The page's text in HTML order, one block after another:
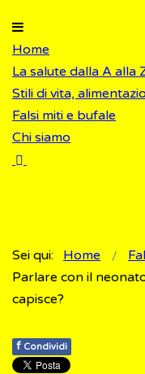
Home
La salute dalla A alla
Stili di vita,
Falsi miti e bufale
Chi siamo
Sei qui: Home
Parlare con il
capisce?
f Condividi